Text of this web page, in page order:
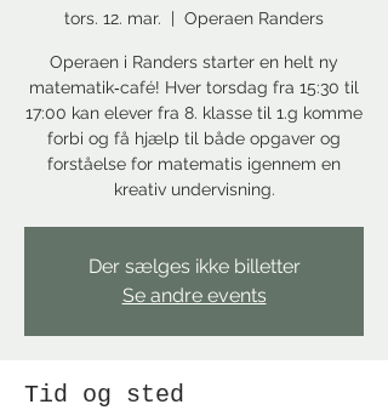
tors. 12. mar.
  |
Operaen Randers
Operaen i Randers starter en helt ny
matematik‑café! Hver torsdag fra 15:30 til
17:00 kan elever fra 8. klasse til 1.g komme
forbi og få hjælp til både opgaver og
forståelse for matematis igennem en
kreativ undervisning.
Der sælges ikke billetter
Se andre events
Tid og sted